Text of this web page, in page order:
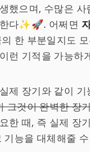
했으며, 수많은 사
다✨🚀. 어쩌면
한 부분일지도
런 기적을 가능하
제 장기와 같이
그것이 완벽한 장
한 때, 즉 실제 장
기능을 대체해줄